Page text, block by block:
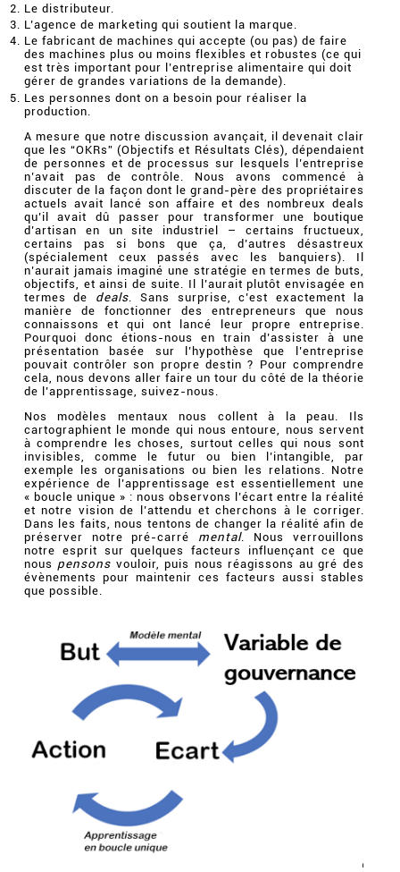
Le distributeur.
L’agence de marketing qui soutient la marque.
Le fabricant de machines qui accepte (ou pas) de faire
des machines plus ou moins flexibles et robustes (ce qui
est très important pour l’entreprise alimentaire qui doit
gérer de grandes variations de la demande).
Les personnes dont on a besoin pour réaliser la
production.
A mesure que notre discussion avançait, il devenait clair
que les “OKRs” (Objectifs et Résultats Clés), dépendaient
de personnes et de processus sur lesquels l’entreprise
n’avait pas de contrôle. Nous avons commencé à
discuter de la façon dont le grand-père des propriétaires
actuels avait lancé son affaire et des nombreux deals
qu’il avait dû passer pour transformer une boutique
d’artisan en un site industriel – certains fructueux,
certains pas si bons que ça, d’autres désastreux
(spécialement ceux passés avec les banquiers). Il
n’aurait jamais imaginé une stratégie en termes de buts,
objectifs, et ainsi de suite. Il l’aurait plutôt envisagée en
termes de deals. Sans surprise, c’est exactement la
manière de fonctionner des entrepreneurs que nous
connaissons et qui ont lancé leur propre entreprise.
Pourquoi donc étions-nous en train d’assister à une
présentation basée sur l’hypothèse que l’entreprise
pouvait contrôler son propre destin ? Pour comprendre
cela, nous devons aller faire un tour du côté de la théorie
de l’apprentissage, suivez-nous.
Nos modèles mentaux nous collent à la peau. Ils
cartographient le monde qui nous entoure, nous servent
à comprendre les choses, surtout celles qui nous sont
invisibles, comme le futur ou bien l’intangible, par
exemple les organisations ou bien les relations. Notre
expérience de l’apprentissage est essentiellement une
« boucle unique » : nous observons l’écart entre la réalité
et notre vision de l’attendu et cherchons à le corriger.
Dans les faits, nous tentons de changer la réalité afin de
préserver notre pré-carré mental. Nous verrouillons
notre esprit sur quelques facteurs influençant ce que
nous pensons vouloir, puis nous réagissons au gré des
évènements pour maintenir ces facteurs aussi stables
que possible.